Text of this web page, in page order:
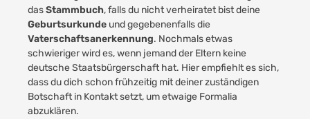
dasStammbuch, falls du nicht verheiratet bist deine
Geburtsurkunde und gegebenenfalls die
Vaterschaftsanerkennung. Nochmals etwas
schwieriger wird es, wenn jemand der Eltern keine
deutsche Staatsbürgerschaft hat. Hier empfiehlt es sich,
dass du dich schon frühzeitig mit deiner zuständigen
Botschaft in Kontakt setzt, um etwaige Formalia
abzuklären.